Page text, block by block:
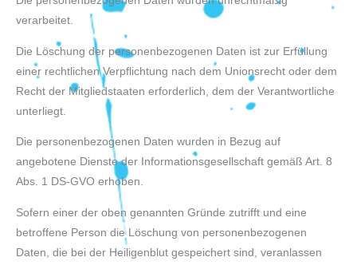
verarbeitet.
Die Löschung der personenbezogenen Daten ist zur Erfüllung
einer rechtlichen Verpflichtung nach dem Unionsrecht oder dem
Recht der Mitgliedstaaten erforderlich, dem der Verantwortliche
unterliegt.
Die personenbezogenen Daten wurden in Bezug auf
angebotene Dienste der Informationsgesellschaft gemäß Art. 8
Abs. 1 DS-GVO erhoben.
Sofern einer der oben genannten Gründe zutrifft und eine
betroffene Person die Löschung von personenbezogenen
Daten, die bei der Heiligenblut gespeichert sind, veranlassen